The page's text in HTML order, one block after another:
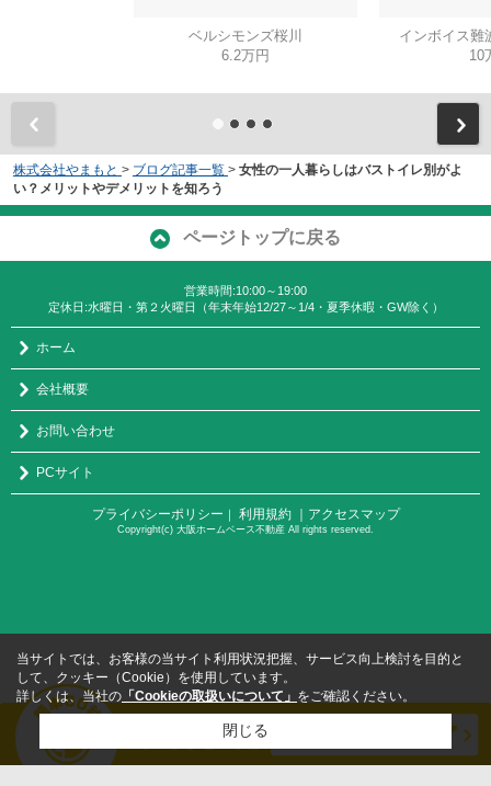
ベルシモンズ桜川
6.2万円
インボイス難
10
株式会社やまもと > ブログ記事一覧 > 女性の一人暮らしはバストイレ別がよ
い？メリットやデメリットを知ろう
ページトップに戻る
営業時間:10:00～19:00
定休日:水曜日・第２火曜日（年末年始12/27～1/4・夏季休暇・GW除く）
ホーム
会社概要
お問い合わせ
PCサイト
プライバシーポリシー ｜ 利用規約 ｜アクセスマップ
Copyright(c) 大阪ホームベース不動産 All rights reserved.
当サイトでは、お客様の当サイト利用状況把握、サービス向上検討を目的と
して、クッキー（Cookie）を使用しています。
詳しくは、当社の 「Cookieの取扱いについて」 をご確認ください。
閉じる